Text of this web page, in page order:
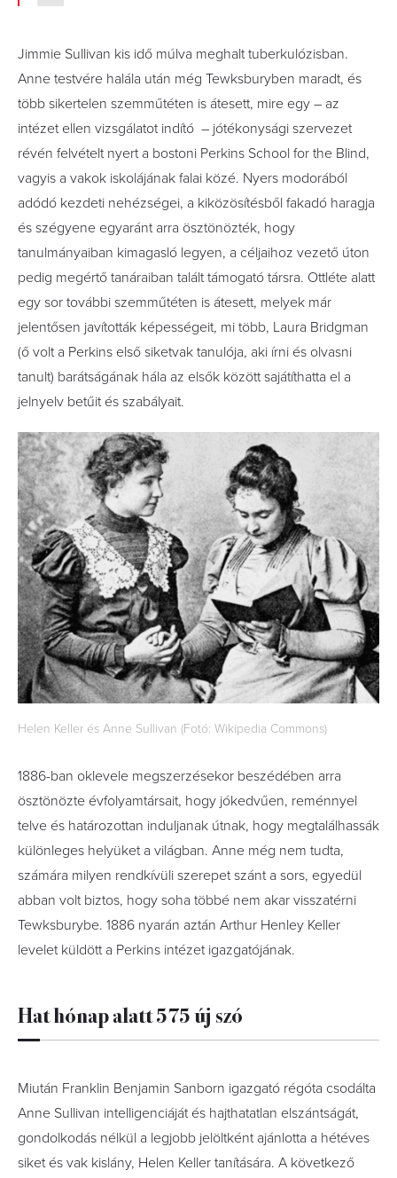
Jimmie Sullivan kis idő múlva meghalt tuberkulózisban.
Anne testvére halála után még Tewksburyben maradt, és
több sikertelen szemműtéten is átesett, mire egy – az
intézet ellen vizsgálatot indító – jótékonysági szervezet
révén felvételt nyert a bostoni Perkins School for the Blind,
vagyis a vakok iskolájának falai közé. Nyers modorából
adódó kezdeti nehézségei, a kiközösítésből fakadó haragja
és szégyene egyaránt arra ösztönözték, hogy
tanulmányaiban kimagasló legyen, a céljaihoz vezető úton
pedig megértő tanáraiban talált támogató társra. Ottléte alatt
egy sor további szemműtéten is átesett, melyek már
jelentősen javították képességeit, mi több, Laura Bridgman
(ő volt a Perkins első siketvak tanulója, aki írni és olvasni
tanult) barátságának hála az elsők között sajátíthatta el a
jelnyelv betűit és szabályait.
Helen Keller és Anne Sullivan (Fotó: Wikipedia Commons)
1886-ban oklevele megszerzésekor beszédében arra
ösztönözte évfolyamtársait, hogy jókedvűen, reménnyel
telve és határozottan induljanak útnak, hogy megtalálhassák
különleges helyüket a világban. Anne még nem tudta,
számára milyen rendkívüli szerepet szánt a sors, egyedül
abban volt biztos, hogy soha többé nem akar visszatérni
Tewksburybe. 1886 nyarán aztán Arthur Henley Keller
levelet küldött a Perkins intézet igazgatójának.
Hat hónap alatt 575 új szó
Miután Franklin Benjamin Sanborn igazgató régóta csodálta
Anne Sullivan intelligenciáját és hajthatatlan elszántságát,
gondolkodás nélkül a legjobb jelöltként ajánlotta a hétéves
siket és vak kislány, Helen Keller tanítására. A következő